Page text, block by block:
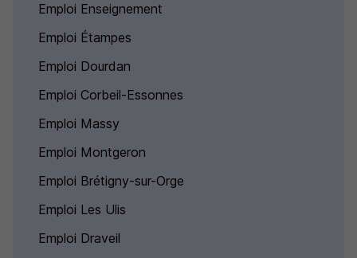
Emploi Enseignement
Emploi Étampes
Emploi Dourdan
Emploi Corbeil-Essonnes
Emploi Massy
Emploi Montgeron
Emploi Brétigny-sur-Orge
Emploi Les Ulis
Emploi Draveil